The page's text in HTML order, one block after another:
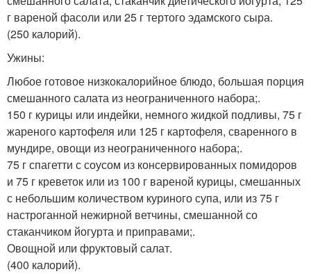
г вареной фасоли или 25 г тертого эдамского сыра.
(250 калорий).
Ужины:
Любое готовое низкокалорийное блюдо, большая порция
смешанного салата из неограниченного набора;.
150 г курицы или индейки, немного жидкой подливы, 75 г
жареного картофеля или 125 г картофеля, сваренного в
мундире, овощи из неограниченного набора;.
75 г спагетти с соусом из консервированных помидоров
и 75 г креветок или из 100 г вареной курицы, смешанных
с небольшим количеством куриного супа, или из 75 г
настроганной нежирной ветчины, смешанной со
стаканчиком йогурта и приправами;.
Овощной или фруктовый салат.
(400 калорий).